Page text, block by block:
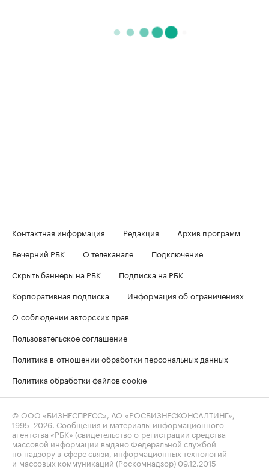
Контактная информация Редакция
Архив программ
Вечерний РБК
О телеканале
Подключение
Скрыть баннеры на РБК
Подписка на РБК
Корпоративная подписка
Информация об ограничениях
О соблюдении авторских прав
Пользовательское соглашение
Политика в отношении обработки персональных данных
Политика обработки файлов cookie
© ООО «БИЗНЕСПРЕСС», АО «РОСБИЗНЕСКОНСАЛТИНГ»,
1995–2026 . Сообщения и материалы информационного
агентства «РБК» (свидетельство о регистрации средства
массовой информации выдано Федеральной службой
по надзору в сфере связи, информационных технологий
и массовых коммуникаций (Роскомнадзор) 09.12.2015